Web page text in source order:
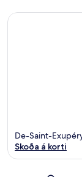
De-Saint-
Skoða á korti